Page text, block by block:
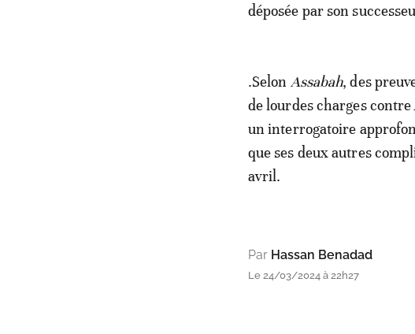
déposée par son
.Selon Assabah, des
de lourdes charges
un interrogatoire
que ses deux autres
avril.
Par Hassan Benadad
Le 24/03/2024 à 22h27